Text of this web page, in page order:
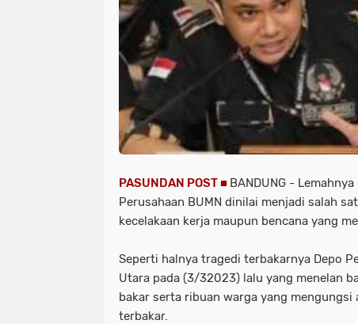
PASUNDAN POST ■ BANDUNG - Lemahnya
Perusahaan BUMN dinilai menjadi salah
kecelakaan kerja maupun bencana yang
Seperti halnya tragedi terbakarnya Depo
Utara pada (3/32023) lalu yang menelan
bakar serta ribuan warga yang mengungsi
terbakar.